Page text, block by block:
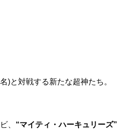
)と対戦する新たな超神たち。
、 “マイティ・ハーキュリーズ”